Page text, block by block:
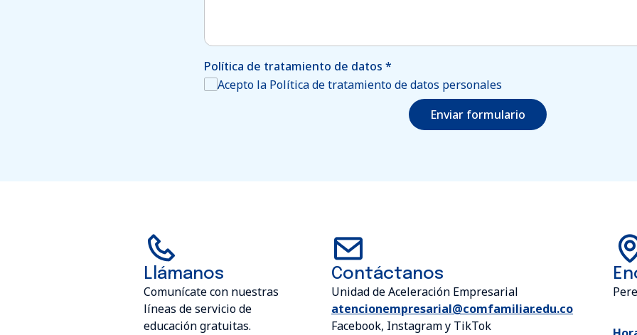
Política de tratamiento de datos *
Acepto la Política de tratamiento de datos personales
Enviar formulario
Llámanos
Comunícate con nuestras
líneas de servicio de
educación gratuitas.
Contáctanos
Unidad de Aceleración Empresarial
atencionempresarial@comfamiliar.edu.co
Facebook, Instagram y TikTok